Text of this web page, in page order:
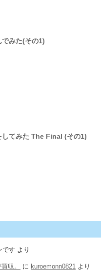
でみた(その1)
してみた The Final (その1)
です より
収。 に kuroemonn0821 より